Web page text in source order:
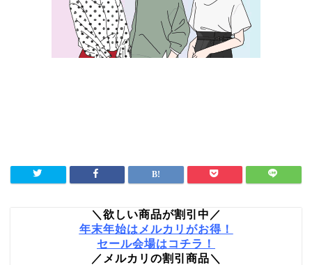
＼欲しい商品が割引中／
年末年始はメルカリがお得！
セール会場はコチラ！
／メルカリの割引商品＼